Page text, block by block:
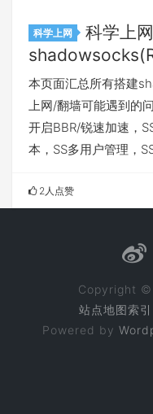
科学上网
科学上
本页面汇总所有搭建
上网/翻墙可能遇到的
开启BBR/锐速加速，
本，SS多用户管理，
2人点赞
Copyright
站点地图索引
Powered by